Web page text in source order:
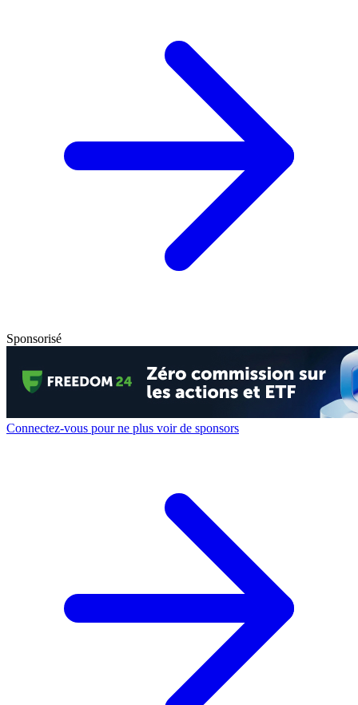
Sponsorisé
Connectez-vous pour ne plus voir de sponsors